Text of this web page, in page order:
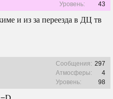
Уровень:
43
и из за переезда в ДЦ тв
Сообщения: 297
Атмосферы:
4
Уровень:
98